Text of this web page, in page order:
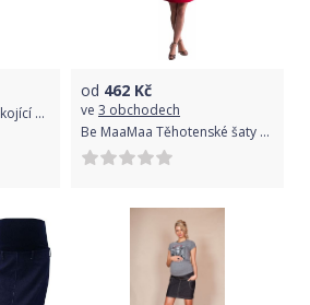
Bavlněné těhotenské a kojící šaty s potiskem květin - černé, Velikosti těh. moda M (38)
od 462 Kč
ve 3 obchodech
Be MaaMaa Těhotenské šaty s vázáním - červené - vel. S